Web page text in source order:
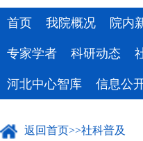
首页 我院概况 院内
专家学者 科研动态
河北中心智库 信息公
返回首页>>社科普及